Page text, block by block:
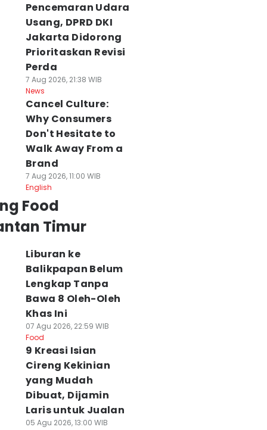
Pencemaran Udara
Usang, DPRD DKI
Jakarta Didorong
Prioritaskan Revisi
Perda
7 Aug 2026, 21:38 WIB
News
Cancel Culture:
Why Consumers
Don't Hesitate to
Walk Away From a
Brand
7 Aug 2026, 11:00 WIB
English
Food
Timur
Liburan ke
Balikpapan Belum
Lengkap Tanpa
Bawa 8 Oleh-Oleh
Khas Ini
07 Agu 2026, 22:59 WIB
Food
9 Kreasi Isian
Cireng Kekinian
yang Mudah
Dibuat, Dijamin
Laris untuk Jualan
05 Agu 2026, 13:00 WIB